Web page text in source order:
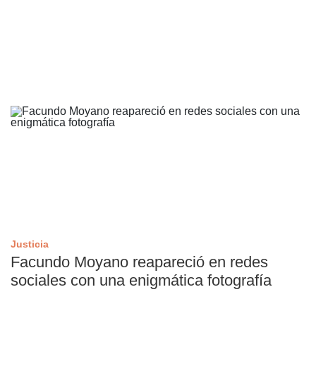
Justicia
Facundo Moyano reapareció en redes
sociales con una enigmática fotografía